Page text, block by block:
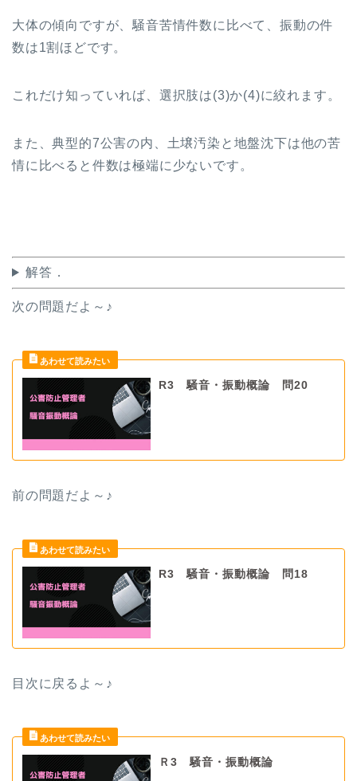
大体の傾向ですが、騒音苦情件数に比べて、振動の件
数は1割ほどです。
これだけ知っていれば、選択肢は(3)か(4)に絞れます。
また、典型的7公害の内、土壌汚染と地盤沈下は他の苦
情に比べると件数は極端に少ないです。
解答．
次の問題だよ～♪
R3 騒音・振動概論 問20
前の問題だよ ～♪
R3 騒音・振動概論 問18
目次に戻るよ～♪
Ｒ3 騒音・振動概論